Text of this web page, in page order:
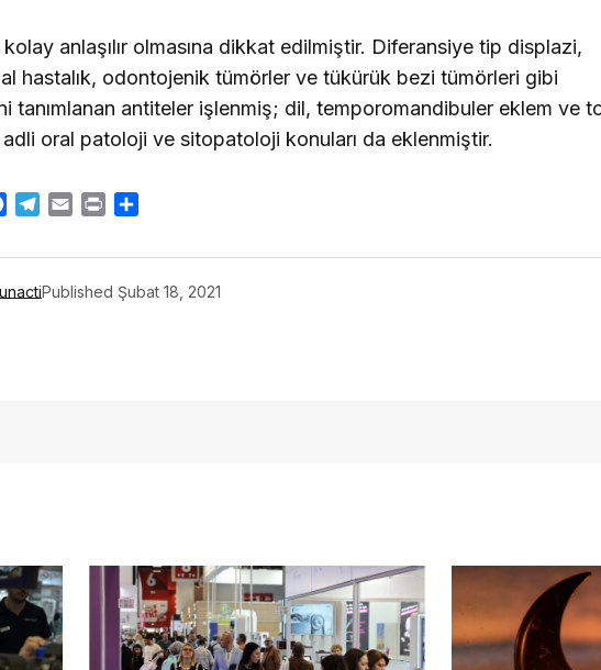
kolay anlaşılır olmasına dikkat edilmiştir. Diferansiye tip displazi,
hastalık, odontojenik tümörler ve tükürük bezi tümörleri gibi
tanımlanan antiteler işlenmiş; dil, temporomandibuler eklem ve
oral patoloji ve sitopatoloji konuları da eklenmiştir.
Facebook
Telegram
Email Print
Published Şubat 18, 2021